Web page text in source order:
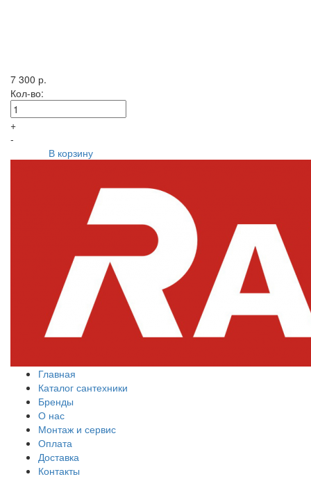
7 300 р.
Кол-во:
+
-
В корзину
Главная
Каталог сантехники
Бренды
О нас
Монтаж и сервис
Оплата
Доставка
Контакты